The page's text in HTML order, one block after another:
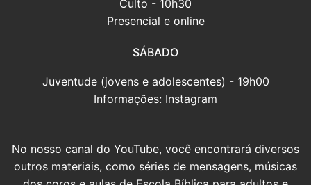
Culto - 10h30
Presencial e online
SÁBADO
Juventude (jovens e adolescentes) - 19h00
Informações: Instagram
No nosso canal do YouTube, você encontrará diversos
outros materiais, como séries de mensagens, músicas